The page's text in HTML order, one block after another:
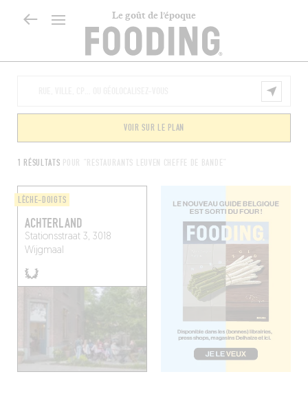
Le goût de l’époque
1 RÉSULTATS POUR "RESTAURANTS LEUVEN CHEFFE DE BANDE"
VOIR SUR LE PLAN
LÈCHE-DOIGTS
ACHTERLAND
Stationsstraat 3, 3018
Wijgmaal